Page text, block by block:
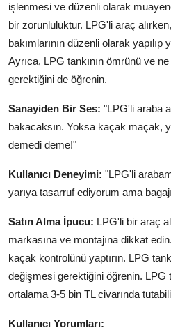
işlenmesi ve düzenli olarak
bir zorunluluktur. LPG'li araç
bakımlarının düzenli olarak yapılıp
Ayrıca, LPG tankının ömrünü ve
gerektiğini de öğrenin.
Sanayiden Bir Ses: "LPG'li araba
bakacaksın. Yoksa kaçak maçak,
demedi deme!"
Kullanıcı Deneyimi: "LPG'li
yarıya tasarruf ediyorum ama
Satın Alma İpucu: LPG'li bir araç
markasına ve montajına dikkat
kaçak kontrolünü yaptırın. LPG
değişmesi gerektiğini öğrenin. LPG
ortalama 3-5 bin TL civarında
Kullanıcı Yorumları: